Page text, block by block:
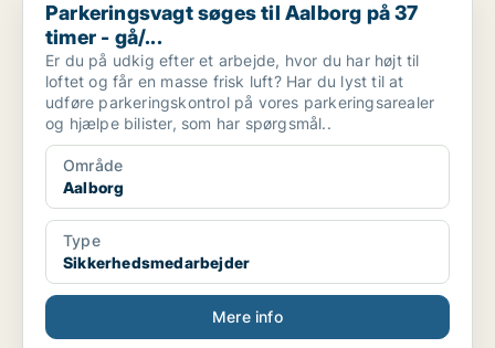
Parkeringsvagt søges til Aalborg på 37
timer - gå/...
Er du på udkig efter et arbejde, hvor du har højt til
loftet og får en masse frisk luft? Har du lyst til at
udføre parkeringskontrol på vores parkeringsarealer
og hjælpe bilister, som har spørgsmål..
Område
Aalborg
Type
Sikkerhedsmedarbejder
Mere info